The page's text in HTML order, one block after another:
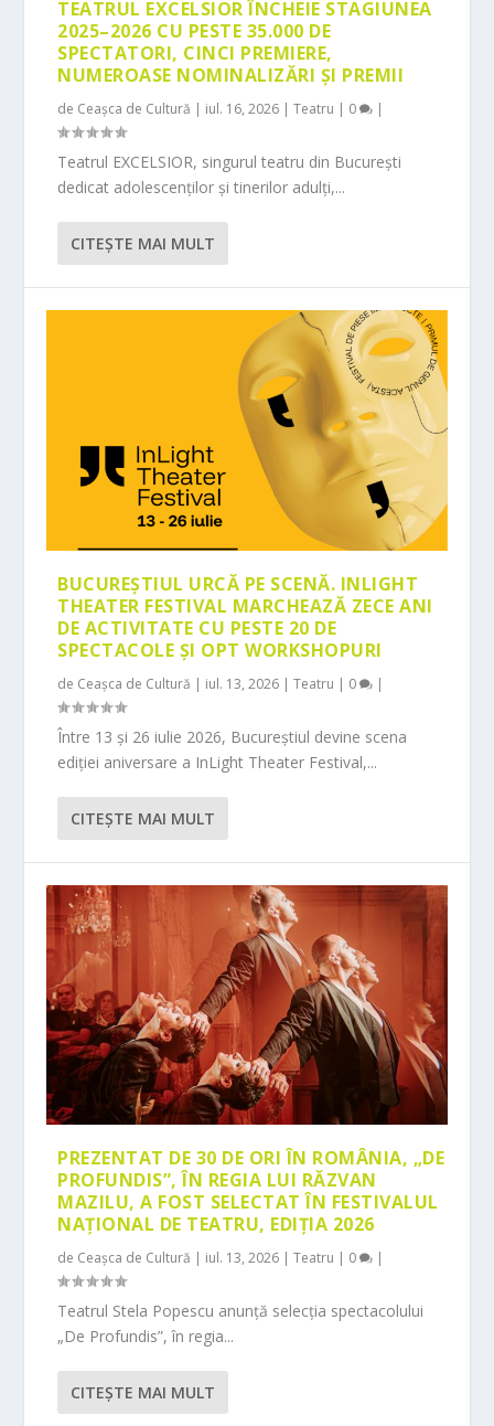
TEATRUL EXCELSIOR ÎNCHEIE STAGIUNEA
2025–2026 CU PESTE 35.000 DE
SPECTATORI, CINCI PREMIERE,
NUMEROASE NOMINALIZĂRI ȘI PREMII
de Ceașca de Cultură | iul. 16, 2026 |Teatru | 0 |
Teatrul EXCELSIOR, singurul teatru din București
dedicat adolescenților și tinerilor adulți,...
CITEŞTE MAI MULT
BUCUREȘTIUL URCĂ PE SCENĂ. INLIGHT
THEATER FESTIVAL MARCHEAZĂ ZECE ANI
DE ACTIVITATE CU PESTE 20 DE
SPECTACOLE ȘI OPT WORKSHOPURI
de Ceașca de Cultură | iul. 13, 2026 |Teatru | 0 |
Între 13 și 26 iulie 2026, Bucureștiul devine scena
ediției aniversare a InLight Theater Festival,...
CITEŞTE MAI MULT
PREZENTAT DE 30 DE ORI ÎN ROMÂNIA, „DE
PROFUNDIS”, ÎN REGIA LUI RĂZVAN
MAZILU, A FOST SELECTAT ÎN FESTIVALUL
NAȚIONAL DE TEATRU, EDIȚIA 2026
de Ceașca de Cultură | iul. 13, 2026 |Teatru | 0 |
Teatrul Stela Popescu anunță selecția spectacolului
„De Profundis”, în regia...
CITEŞTE MAI MULT